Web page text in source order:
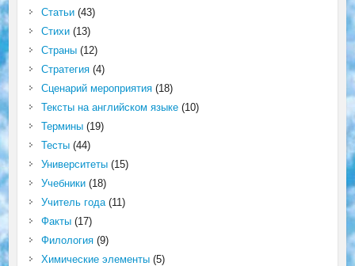
Статьи(43)
Стихи(13)
Страны(12)
Стратегия(4)
Сценарий мероприятия(18)
Тексты на английском языке(10)
Термины(19)
Тесты(44)
Университеты(15)
Учебники(18)
Учитель года(11)
Факты(17)
Филология(9)
Химические элементы(5)